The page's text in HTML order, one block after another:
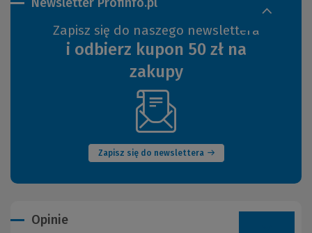
Zapisz się do naszego newslettera
i odbierz kupon 50 zł na
zakupy
Zapisz się do newslettera
(Nowe
okno)
Opinie